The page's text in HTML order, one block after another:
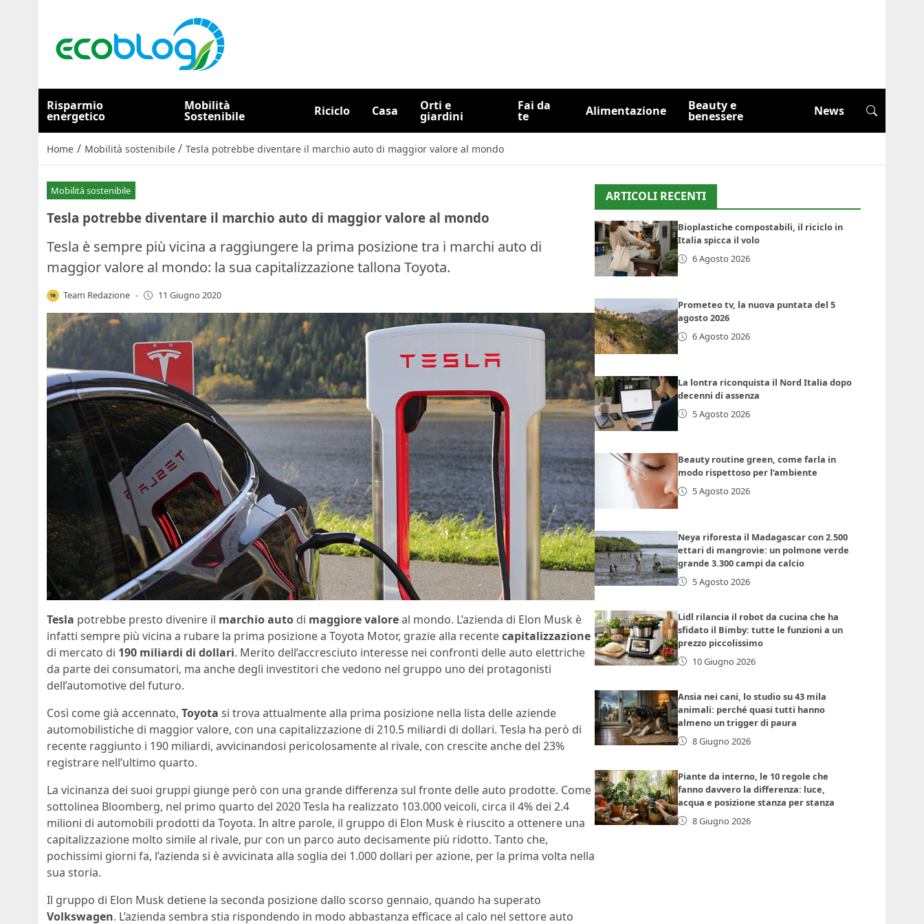
Risparmio
energetico
Mobilità
Sostenibile Riciclo Casa Orti e
giardini
Fai da
te Alimentazione Beauty e
benessere News
Home / Mobilità sostenibile / Tesla potrebbe diventare il marchio auto di maggior valore al mondo
Mobilità sostenibile
Tesla potrebbe diventare il marchio auto di maggior valore al mondo
Tesla è sempre più vicina a raggiungere la prima posizione tra i marchi auto di
maggior valore al mondo: la sua capitalizzazione tallona Toyota.
Team Redazione - 11 Giugno 2020
Tesla potrebbe presto divenire il marchio auto di maggiore valoreal mondo. L’azienda di Elon Musk è
infatti sempre più vicina a rubare la prima posizione a Toyota Motor, grazie alla recentecapitalizzazione
di mercato di 190 miliardi di dollari. Merito dell’accresciuto interesse nei confronti delle auto elettriche
da parte dei consumatori, ma anche degli investitori che vedono nel gruppo uno dei protagonisti
dell’automotive del futuro.
Così come già accennato, Toyota si trova attualmente alla prima posizione nella lista delle aziende
automobilistiche di maggior valore, con una capitalizzazione di 210.5 miliardi di dollari. Tesla ha però di
recente raggiunto i 190 miliardi, avvicinandosi pericolosamente al rivale, con crescite anche del 23%
registrare nell’ultimo quarto.
La vicinanza dei suoi gruppi giunge però con una grande differenza sul fronte delle auto prodotte. Come
sottolinea Bloomberg, nel primo quarto del 2020 Tesla ha realizzato 103.000 veicoli, circa il 4% dei 2.4
milioni di automobili prodotti da Toyota. In altre parole, il gruppo di Elon Musk è riuscito a ottenere una
capitalizzazione molto simile al rivale, pur con un parco auto decisamente più ridotto. Tanto che,
pochissimi giorni fa, l’azienda si è avvicinata alla soglia dei 1.000 dollari per azione, per la prima volta nella
sua storia.
Il gruppo di Elon Musk detiene la seconda posizione dallo scorso gennaio, quando ha superato
Volkswagen. L’azienda sembra stia rispondendo in modo abbastanza efficace al calo nel settore auto
ARTICOLI RECENTI
Bioplastiche compostabili, il riciclo in
Italia spicca il volo
6 Agosto 2026
Prometeo tv, la nuova puntata del 5
agosto 2026
6 Agosto 2026
La lontra riconquista il Nord Italia dopo
decenni di assenza
5 Agosto 2026
Beauty routine green, come farla in
modo rispettoso per l’ambiente
5 Agosto 2026
Neya riforesta il Madagascar con 2.500
ettari di mangrovie: un polmone verde
grande 3.300 campi da calcio
5 Agosto 2026
Lidl rilancia il robot da cucina che ha
sfidato il Bimby: tutte le funzioni a un
prezzo piccolissimo
10 Giugno 2026
Ansia nei cani, lo studio su 43 mila
animali: perché quasi tutti hanno
almeno un trigger di paura
8 Giugno 2026
Piante da interno, le 10 regole che
fanno davvero la differenza: luce,
acqua e posizione stanza per stanza
8 Giugno 2026